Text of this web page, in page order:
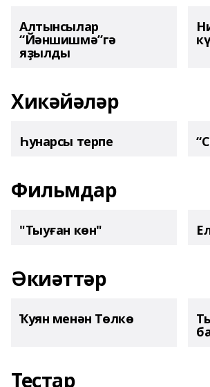
Алтынсылар
“Йәншишмә”гә
яҙылды
Хикәйәләр
Һунарсы терпе
Фильмдар
"Тыуған көн"
Әкиәттәр
Ҡуян менән Төлкө
Тестар